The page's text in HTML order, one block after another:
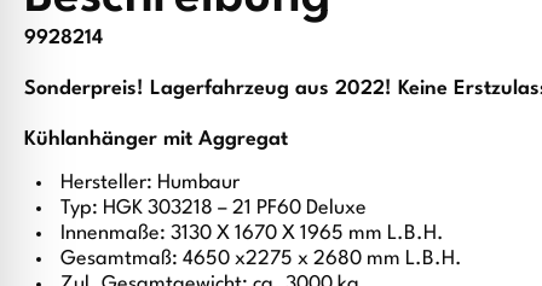
9928214
Sonderpreis! Lagerfahrzeug aus 2022! Keine
Kühlanhänger mit Aggregat
Hersteller: Humbaur
Typ: HGK 303218 – 21 PF60 Deluxe
Innenmaße: 3130 X 1670 X 1965 mm L.B.H.
Gesamtmaß: 4650 x2275 x 2680 mm L.B.H.